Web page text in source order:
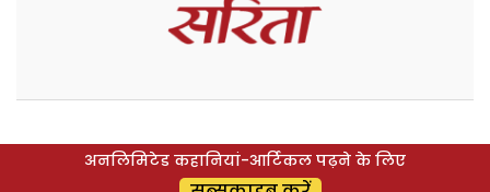
अनलिमिटेड कहानियां-आर्टिकल पढ़ने के लिए